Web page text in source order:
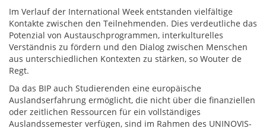
Im Verlauf der International Week entstanden vielfältige
Kontakte zwischen den Teilnehmenden. Dies verdeutliche das
Potenzial von Austauschprogrammen, interkulturelles
Verständnis zu fördern und den Dialog zwischen Menschen
aus unterschiedlichen Kontexten zu stärken, so Wouter de
Regt.
Da das BIP auch Studierenden eine europäische
Auslandserfahrung ermöglicht, die nicht über die finanziellen
oder zeitlichen Ressourcen für ein vollständiges
Auslandssemester verfügen, sind im Rahmen des UNINOVIS-